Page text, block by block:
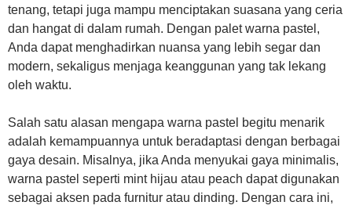
tenang, tetapi juga mampu menciptakan suasana yang ceria
dan hangat di dalam rumah. Dengan palet warna pastel,
Anda dapat menghadirkan nuansa yang lebih segar dan
modern, sekaligus menjaga keanggunan yang tak lekang
oleh waktu.
Salah satu alasan mengapa warna pastel begitu menarik
adalah kemampuannya untuk beradaptasi dengan berbagai
gaya desain. Misalnya, jika Anda menyukai gaya minimalis,
warna pastel seperti mint hijau atau peach dapat digunakan
sebagai aksen pada furnitur atau dinding. Dengan cara ini,